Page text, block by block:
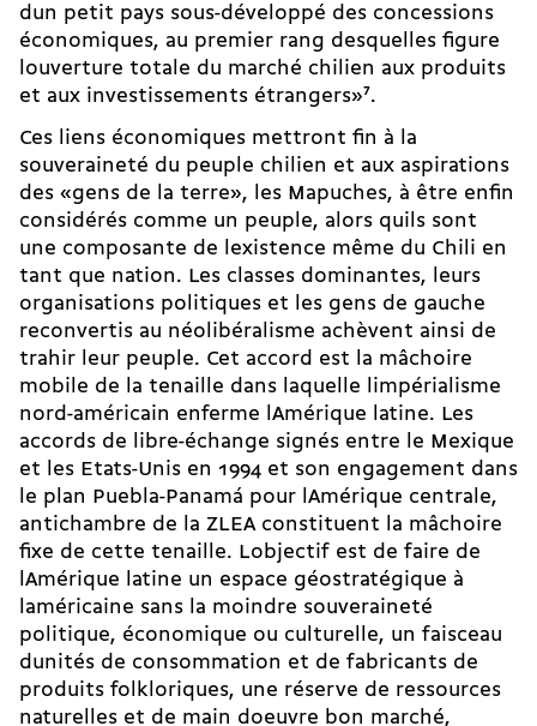
dun petit pays sous-développé des concessions
économiques, au premier rang desquelles figure
louverture totale du marché chilien aux produits
et aux investissements étrangers»7.
Ces liens économiques mettront fin à la
souveraineté du peuple chilien et aux aspirations
des «gens de la terre», les Mapuches, à être enfin
considérés comme un peuple, alors quils sont
une composante de lexistence même du Chili en
tant que nation. Les classes dominantes, leurs
organisations politiques et les gens de gauche
reconvertis au néolibéralisme achèvent ainsi de
trahir leur peuple. Cet accord est la mâchoire
mobile de la tenaille dans laquelle limpérialisme
nord-américain enferme lAmérique latine. Les
accords de libre-échange signés entre le Mexique
et les Etats-Unis en 1994 et son engagement dans
le plan Puebla-Panamá pour lAmérique centrale,
antichambre de la ZLEA constituent la mâchoire
fixe de cette tenaille. Lobjectif est de faire de
lAmérique latine un espace géostratégique à
laméricaine sans la moindre souveraineté
politique, économique ou culturelle, un faisceau
dunités de consommation et de fabricants de
produits folkloriques, une réserve de ressources
naturelles et de main doeuvre bon marché,